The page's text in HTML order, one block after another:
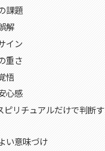
課題
解
イン
重さ
悟
心感
ピリチュアルだけで判断
い意味づけ